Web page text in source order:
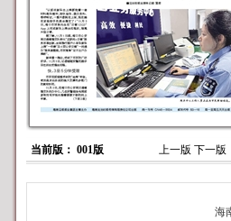
当前版： 001版 上一版 下一版